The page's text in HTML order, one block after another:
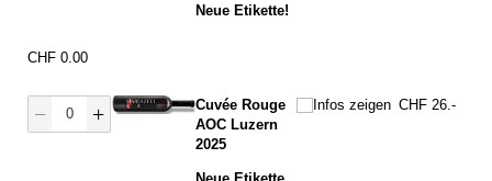
Neue Etikette!
Preis
CHF 0.00
Menge Rouge
Cuvée Rouge
AOC Luzern
2025
Infos zeigen
Infos zeigen CHF 26.-